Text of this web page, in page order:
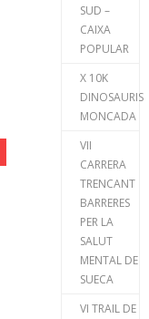
SUD –
CAIXA
POPULAR
X 10K
DINOSAURIS
MONCADA
VII
CARRERA
TRENCANT
BARRERES
PER LA
SALUT
MENTAL DE
SUECA
VI TRAIL DE